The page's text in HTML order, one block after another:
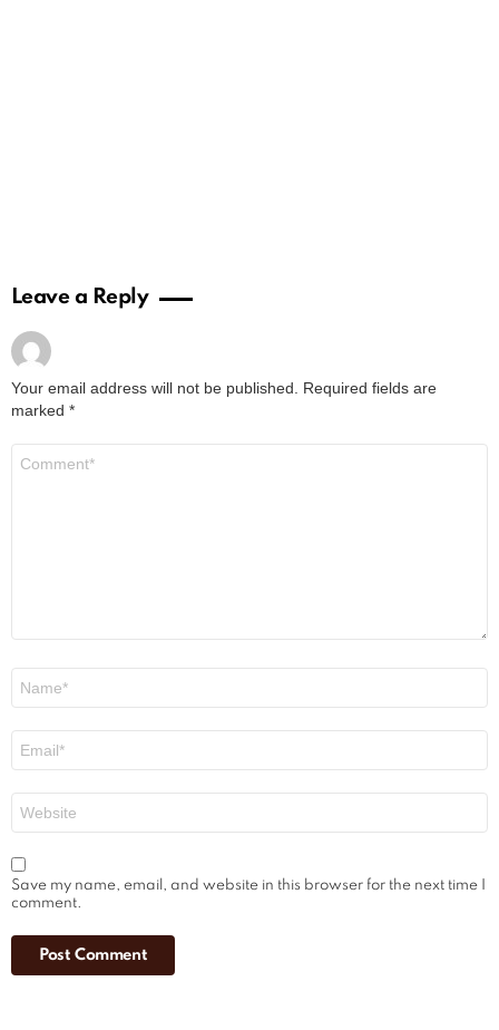
Leave a Reply
Your email address will not be published. Required fields are
marked *
Save my name, email, and website in this browser for the next time I
comment.